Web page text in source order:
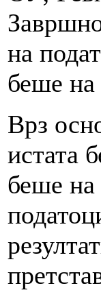
на
беше на
Врз
истата
беше на